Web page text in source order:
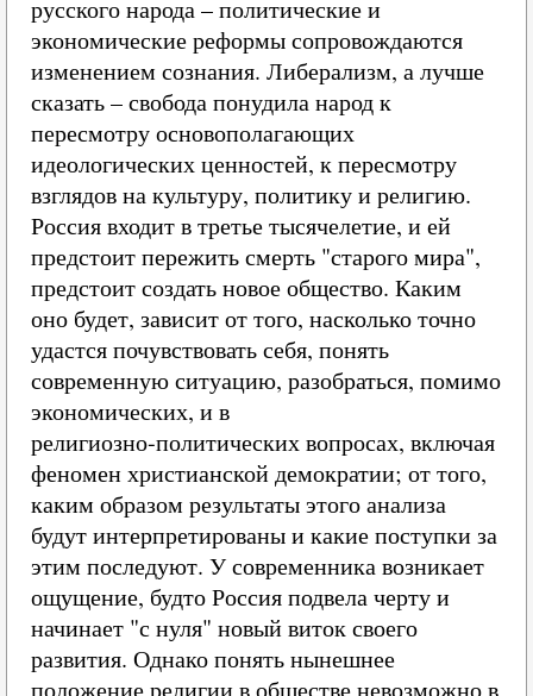
русского народа – политические и
экономические реформы сопровождаются
изменением сознания. Либерализм, а лучше
сказать – свобода понудила народ к
пересмотру основополагающих
идеологических ценностей, к пересмотру
взглядов на культуру, политику и религию.
Россия входит в третье тысячелетие, и ей
предстоит пережить смерть "старого мира",
предстоит создать новое общество. Каким
оно будет, зависит от того, насколько точно
удастся почувствовать себя, понять
современную ситуацию, разобраться, помимо
экономических, и в
религиозно‑политических вопросах, включая
феномен христианской демократии; от того,
каким образом результаты этого анализа
будут интерпретированы и какие поступки за
этим последуют. У современника возникает
ощущение, будто Россия подвела черту и
начинает "с нуля" новый виток своего
развития. Однако понять нынешнее
положение религии в обществе невозможно в